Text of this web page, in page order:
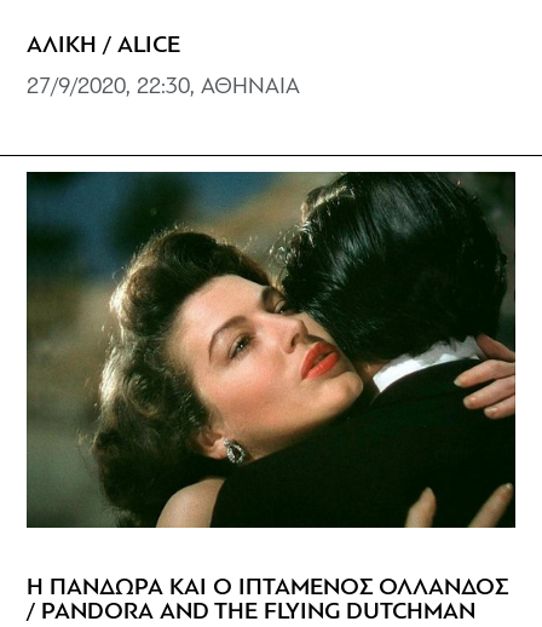
ΑΛΙΚΗ / ALICE
27/9/2020, 22:30, ΑΘΗΝΑΙΑ
Η ΠΑΝΔΩΡΑ ΚΑΙ Ο ΙΠΤΑΜΕΝΟΣ ΟΛΛΑΝΔΟΣ
/ PANDORA AND THE FLYING DUTCHMAN